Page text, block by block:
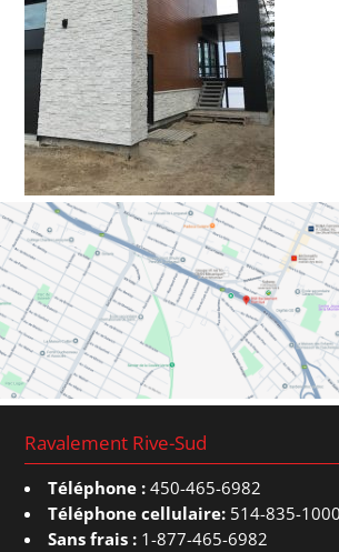
Ravalement Rive-Sud
Téléphone : 450-465-6982
Téléphone cellulaire: 514-835-1000
Sans frais : 1-877-465-6982